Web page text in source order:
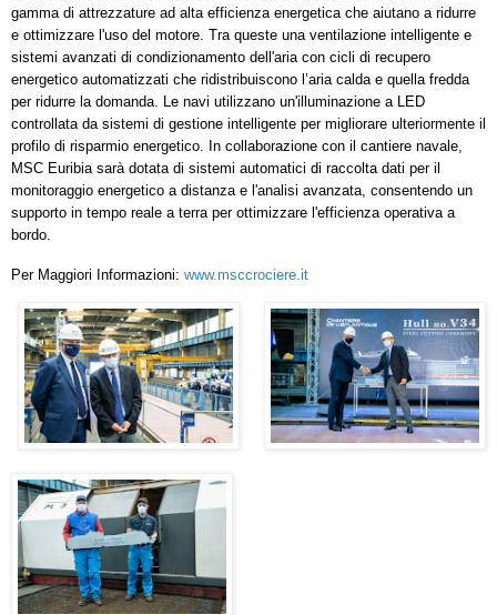
gamma di attrezzature ad alta efficienza energetica che aiutano a ridurre
e ottimizzare l'uso del motore. Tra queste una ventilazione intelligente e
sistemi avanzati di condizionamento dell'aria con cicli di recupero
energetico automatizzati che ridistribuiscono l’aria calda e quella fredda
per ridurre la domanda. Le navi utilizzano un'illuminazione a LED
controllata da sistemi di gestione intelligente per migliorare ulteriormente il
profilo di risparmio energetico. In collaborazione con il cantiere navale,
MSC Euribia sarà dotata di sistemi automatici di raccolta dati per il
monitoraggio energetico a distanza e l'analisi avanzata, consentendo un
supporto in tempo reale a terra per ottimizzare l'efficienza operativa a
bordo.
Per Maggiori Informazioni: www.msccrociere.it